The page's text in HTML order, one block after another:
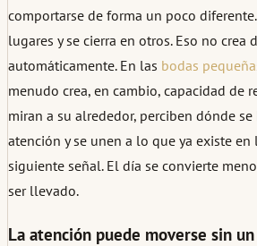
comportarse de forma un poco
lugares y se cierra en otros. Eso no crea
automáticamente. En las bodas
menudo crea, en cambio, capacidad de
miran a su alrededor, perciben dónde
atención y se unen a lo que ya existe en
siguiente señal. El día se convierte
ser llevado.
La atención puede moverse sin